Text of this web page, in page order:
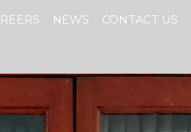
NEWS CONTACT US